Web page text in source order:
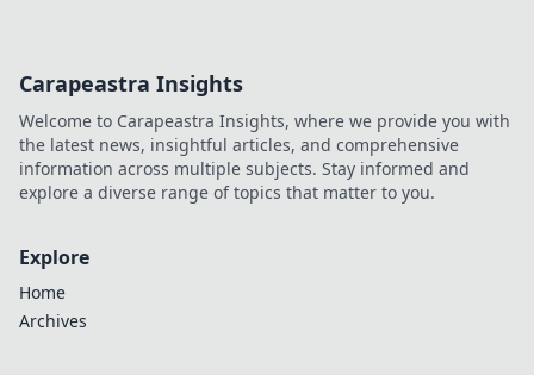
Carapeastra Insights
Welcome to Carapeastra Insights, where we provide you with
the latest news, insightful articles, and comprehensive
information across multiple subjects. Stay informed and
explore a diverse range of topics that matter to you.
Explore
Home
Archives